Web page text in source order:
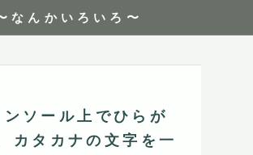
なんかいろいろ〜
ンソール上でひらが
カタカナの文字を一